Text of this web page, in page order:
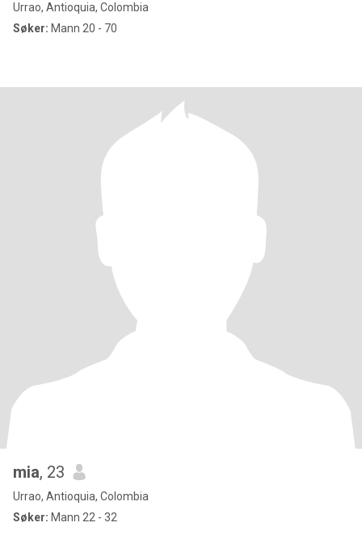
Urrao, Antioquia, Colombia
Søker: Mann 20 - 70
mia, 23
Urrao, Antioquia, Colombia
Søker: Mann 22 - 32